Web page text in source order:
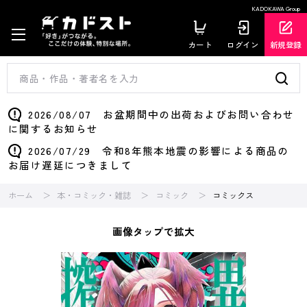
KADOKAWA Group
カート ログイン 新規登録
2026/08/07 お盆期間中の出荷およびお問い合わせ
に関するお知らせ
2026/07/29 令和8年熊本地震の影響による商品の
お届け遅延につきまして
ホーム 本・コミック・雑誌 コミック コミックス
画像タップで拡大